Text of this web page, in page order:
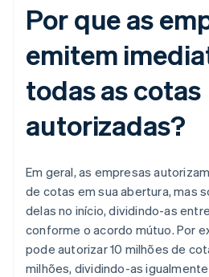
Por que as
emitem
todas as cotas
autorizadas?
Em geral, as empresas
de cotas em sua abertura, mas
delas no início, dividindo-as
conforme o acordo mútuo. Por
pode autorizar 10 milhões de
milhões, dividindo-as